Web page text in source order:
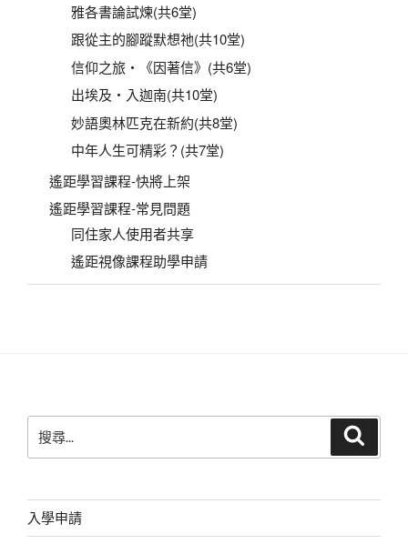
雅各書論試煉(共6堂)
跟從主的腳蹤默想祂(共10堂)
信仰之旅‧《因著信》(共6堂)
出埃及‧入迦南(共10堂)
妙語奧林匹克在新約(共8堂)
中年人生可精彩？(共7堂)
遙距學習課程-快將上架
遙距學習課程-常見問題
同住家人使用者共享
遙距視像課程助學申請
尋
字:
入學申請